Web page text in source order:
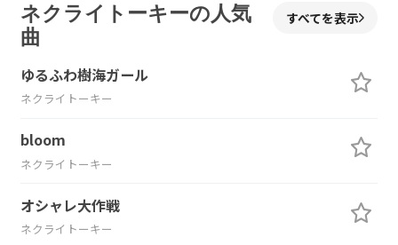
ネクライトーキーの人気
曲
すべてを表示
ゆるふわ樹海ガール
ネクライトーキー
bloom
ネクライトーキー
オシャレ大作戦
ネクライトーキー